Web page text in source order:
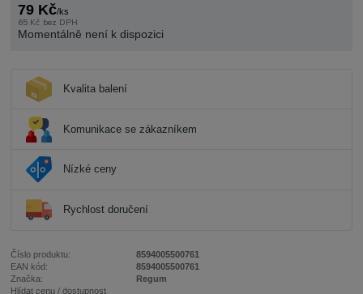
79 Kč/ks
65 Kč bez DPH
Momentálně není k dispozici
Kvalita balení
Komunikace se zákazníkem
Nízké ceny
Rychlost doručení
Číslo produktu:
8594005500761
EAN kód:
8594005500761
Značka:
Regum
Hlídat cenu / dostupnost